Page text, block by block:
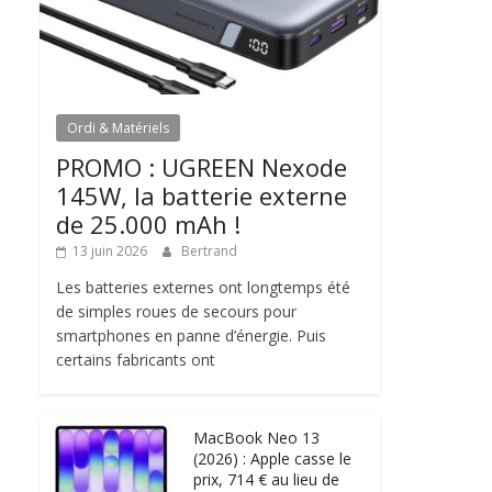
Ordi & Matériels
PROMO : UGREEN Nexode
145W, la batterie externe
de 25.000 mAh !
13 juin 2026 Bertrand
Les batteries externes ont longtemps été
de simples roues de secours pour
smartphones en panne d’énergie. Puis
certains fabricants ont
MacBook Neo 13
(2026) : Apple casse le
prix, 714 € au lieu de